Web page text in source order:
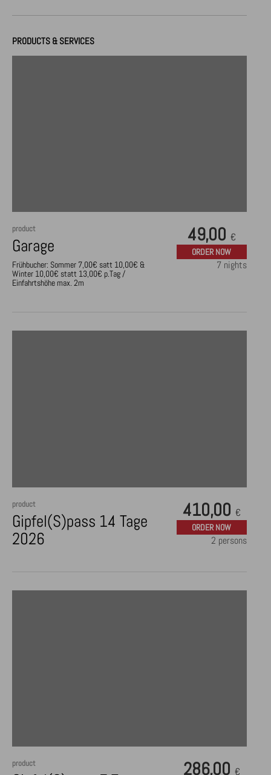
PRODUCTS & SERVICES
product
Garage
Frühbucher: Sommer 7,00€ satt 10,00€ &
Winter 10,00€ statt 13,00€ p.Tag /
Einfahrtshöhe max. 2m
49,00 €
ORDER NOW
7 nights
product
Gipfel(S)pass 14 Tage
2026
410,00 €
ORDER NOW
2 persons
product 286,00 €